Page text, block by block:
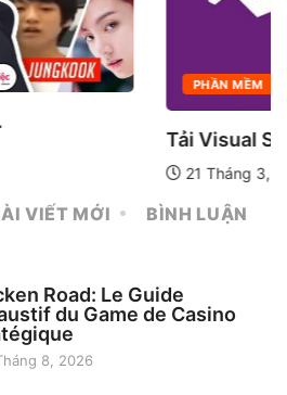
MÁY TÍNH
full crack
VIẾT MỚI BÌNH LUẬN
Road: Le Guide
du Game de Casino
8, 2026